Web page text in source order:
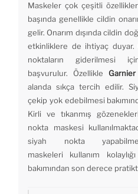
Maskeler çok çeşitli
başında genellikle cildin
gelir. Onarım dışında cildin
etkinliklere de ihtiyaç
noktaların giderilmesi
başvurulur. Özellikle
alanda sıkça tercih edilir.
çekip yok edebilmesi
Kirli ve tıkanmış
nokta maskesi
siyah nokta
maskeleri kullanım
bakımından son derece